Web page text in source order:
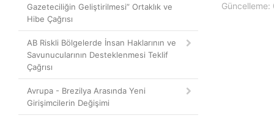
Gazeteciliğin Geliştirilmesi” Ortaklık ve
Hibe Çağrısı
AB Riskli Bölgelerde İnsan Haklarının ve
Savunucularının Desteklenmesi Teklif
Çağrısı
Avrupa - Brezilya Arasında Yeni
Girişimcilerin Değişimi